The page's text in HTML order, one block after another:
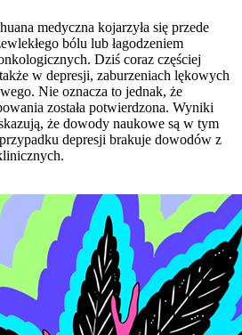
medyczna kojarzyła się przede
bólu lub łagodzeniem
Dziś coraz częściej
w depresji, zaburzeniach lękowych
Nie oznacza to jednak, że
została potwierdzona. Wyniki
że dowody naukowe są w tym
depresji brakuje dowodów z